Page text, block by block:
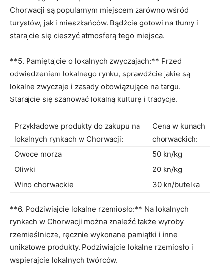
Chorwacji są popularnym miejscem zarówno ‍wśród
turystów, jak i mieszkańców. Bądźcie‌ gotowi na tłumy‍ i⁤
starajcie ​się cieszyć atmosferą tego miejsca.
**5.​ Pamiętajcie o lokalnych zwyczajach:**⁣ Przed
⁢odwiedzeniem lokalnego⁤ rynku, sprawdźcie⁣ jakie‍ są
lokalne zwyczaje⁣ i zasady obowiązujące na targu.
Starajcie się szanować lokalną kulturę i⁤ tradycje.
Przykładowe produkty do⁣ zakupu na‍
lokalnych rynkach ⁣w Chorwacji:
Cena w⁢ kunach
chorwackich:
Owoce morza
50 ⁤kn/kg
Oliwki
20⁢ kn/kg
Wino ⁤chorwackie
30 kn/butelka
**6. Podziwiajcie ‍lokalne rzemiosło:** Na lokalnych
rynkach w Chorwacji można znaleźć ⁢także wyroby
rzemieślnicze,​ ręcznie wykonane ‌pamiątki‍ i inne​
unikatowe ‍produkty.⁣ Podziwiajcie lokalne rzemiosło i
wspierajcie lokalnych ⁣twórców.